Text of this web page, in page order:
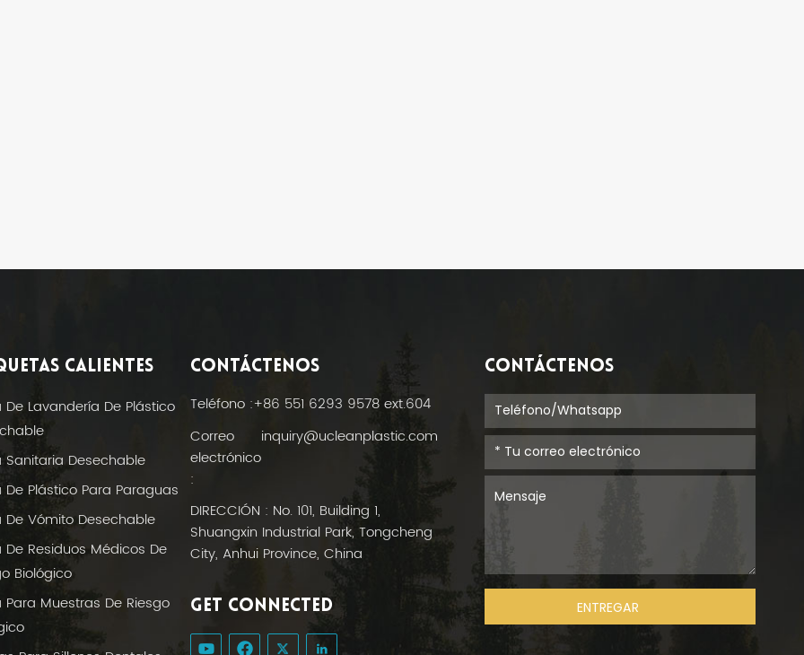
CALIENTES
De Lavandería De Plástico
Sanitaria Desechable
De Plástico Para Paraguas
De Vómito Desechable
De Residuos Médicos De
Biológico
Para Muestras De Riesgo
CONTÁCTENOS
Teléfono :+86 551 6293 9578 ext.604
Correo
electrónico
:
inquiry@ucleanplastic.com
DIRECCIÓN : No. 101, Building 1,
Shuangxin Industrial Park, Tongcheng
City, Anhui Province, China
GET CONNECTED
CONTÁCTENOS
ENTREGAR